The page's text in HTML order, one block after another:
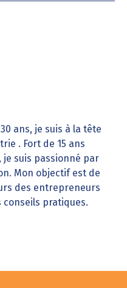
ans, je suis à la tête
. Fort de 15 ans
suis passionné par
Mon objectif est de
des entrepreneurs
conseils pratiques.